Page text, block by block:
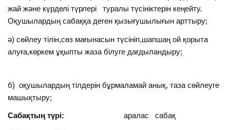
жай және күрделі түрлері туралы түсініктерін кеңейту.
Оқушылардың сабаққа деген қызығушылығын арттыру;
ә) сөйлеу тілін,сөз мағынасын түсініп,шапшаң ой қорыта
алуға,көркем ұқыпты жаза білуге дағдыландыру;
б) оқушылардың тілдерін бұрмаламай анық, таза сөйлеуге
машықтыру;
Сабақтың түрі: аралас сабақ